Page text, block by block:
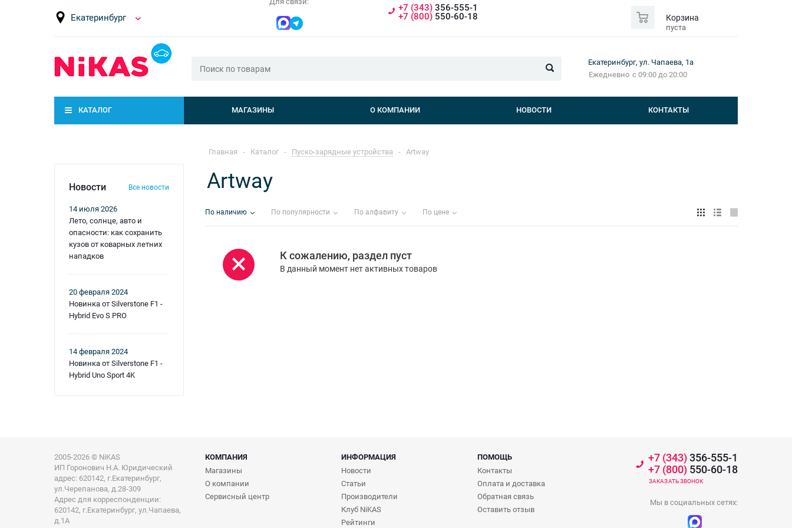
Екатеринбург
+7 (343) 356-555-1
+7 (800) 550-60-18 Корзина
пуста
Екатеринбург, ул. Чапаева, 1а
Ежедневно с 09:00 до 20:00
КАТАЛОГ МАГАЗИНЫ О КОМПАНИИ НОВОСТИ КОНТАКТЫ
Новости Все новости
14 июля 2026
Лето, солнце, авто и
опасности: как сохранить
кузов от коварных летних
нападков
20 февраля 2024
Новинка от Silverstone F1 -
Hybrid Evo S PRO
14 февраля 2024
Новинка от Silverstone F1 -
Hybrid Uno Sport 4K
Главная - Каталог - Пуско-зарядные устройства - Artway
Artway
По наличию По популярности По алфавиту По цене
К сожалению, раздел пуст
В данный момент нет активных товаров
2005-2026 © NiKAS
ИП Горонович Н.А. Юридический
адрес: 620142, г.Екатеринбург,
ул.Черепанова, д.28-309
Адрес для корреспонденции:
620142, г.Екатеринбург, ул.Чапаева,
д.1А
КОМПАНИЯ ИНФОРМАЦИЯ
ПОМОЩЬ
Магазины
О компании
Сервисный центр
Новости
Статьи
Производители
Клуб NiKAS
Рейтинги
Контакты
Оплата и доставка
Обратная связь
Оставить отзыв
+7 (343)356-555-1
+7 (800) 550-60-18
ЗАКАЗАТЬ ЗВОНОК
Мы в социальных сетях: